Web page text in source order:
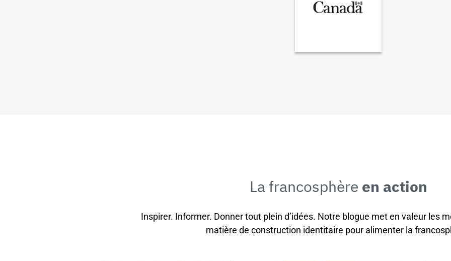
La francosphère en action
Inspirer. Informer. Donner tout plein d’idées. Notre blogue met en valeur les
matière de construction identitaire pour alimenter la